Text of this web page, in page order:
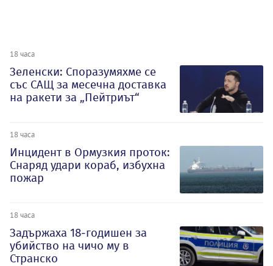
18 часа
Зеленски: Споразумяхме се
със САЩ за месечна доставка
на ракети за „Пейтриът“
18 часа
Инцидент в Ормузкия проток:
Снаряд удари кораб, избухна
пожар
18 часа
Задържаха 18-годишен за
убийство на чичо му в
Странско